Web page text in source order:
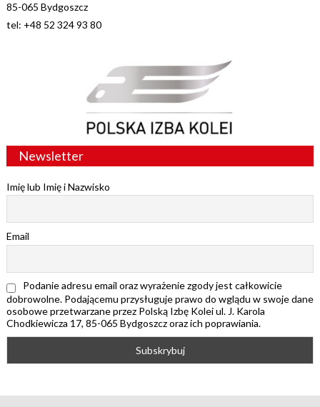
85-065 Bydgoszcz
tel: +48 52 324 93 80
Newsletter
Imię lub Imię i Nazwisko
Email
Podanie adresu email oraz wyrażenie zgody jest całkowicie
dobrowolne. Podającemu przysługuje prawo do wglądu w swoje dane
osobowe przetwarzane przez Polską Izbę Kolei ul. J. Karola
Chodkiewicza 17, 85-065 Bydgoszcz oraz ich poprawiania.